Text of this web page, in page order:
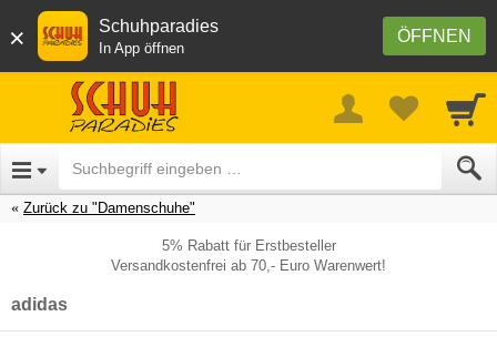
× ÖFFNEN
Schuhparadies
In App öffnen
Zurück zu "Damenschuhe"
5% Rabatt für Erstbesteller
Versandkostenfrei ab 70,- Euro Warenwert!
adidas